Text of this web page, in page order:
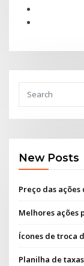
New Posts
Preço das
Melhores ações
Ícones de troca
Planilha de